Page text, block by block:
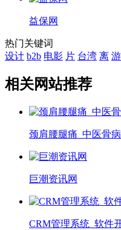
益保网
热门关键词
设计 b2b 电影 片 台湾 离
相关网站推荐
颈肩腰腿痛_中医骨
巨潮资讯网
CRM管理系统_软件